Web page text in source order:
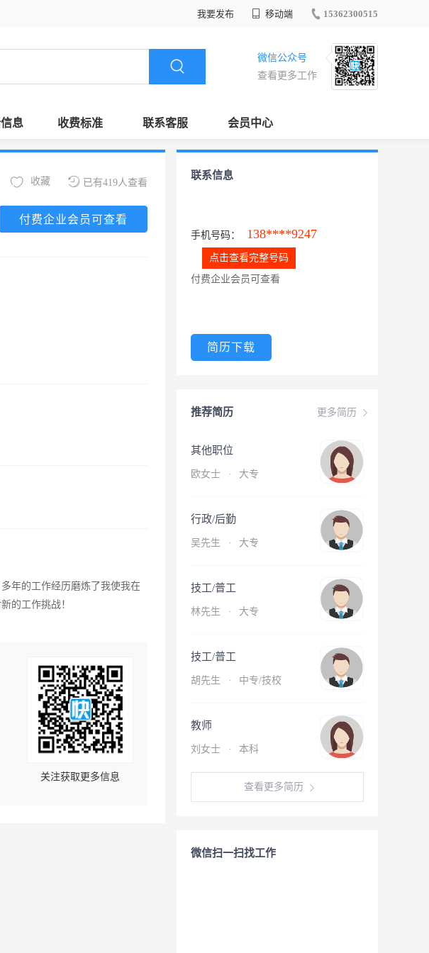
我要发布 移动端 15362300515
微信公众号
查看更多工作
息 收费标准 联系客服 会员中心
已有419人查看
收藏
付费企业会员可查看
年的工作经历磨炼了我使我在
的工作挑战！
关注获取更多信息
联系信息
手机号码： 138****9247
点击查看完整号码
付费企业会员可查看
简历下载
更多简历
推荐简历
其他职位
欧女士 · 大专
行政/后勤
吴先生 · 大专
技工/普工
林先生 · 大专
技工/普工
胡先生 · 中专/技校
教师
刘女士 · 本科
查看更多简历
微信扫一扫找工作